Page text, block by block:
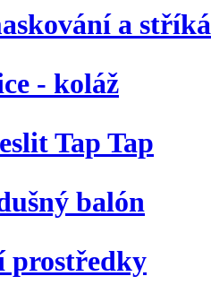
a
- koláž
Tap Tap
balón
prostředky